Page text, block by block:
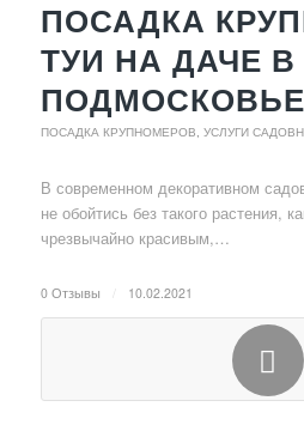
ПОСАДКА
ТУИ НА ДАЧЕ В
ПОДМОСКОВЬЕ
ПОСАДКА КРУПНОМЕРОВ УСЛУГИ
В современном декоративном
не обойтись без такого растения,
чрезвычайно красивым,…
0 Отзывы 10.02.2021